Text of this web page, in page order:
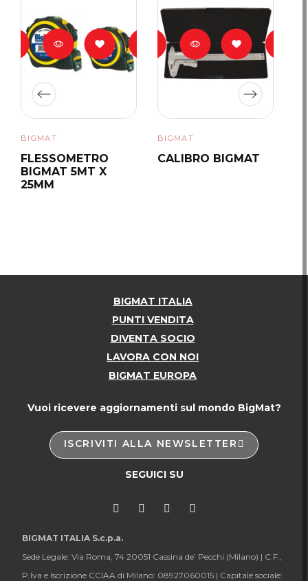
BIGMAT
FLESSOMETRO
BIGMAT 5MT X
25MM
BIGMAT
CALIBRO BIGMAT
BIGMAT ITALIA
PUNTI VENDITA
DIVENTA SOCIO
LAVORA CON NOI
BIGMAT EUROPA
Vuoi ricevere aggiornamenti sul mondo BigMat?
ISCRIVITI ALLA NEWSLETTER
SEGUICI SU
BIGMAT ITALIA S.c.p.a.
Sede Legale: Via Roma, 74 20051 Cassina de’ Pecchi (Milano) | C.F.,
P.Iva e Iscrizione CCIAA di Milano: 08927060015 | Capitale sociale: